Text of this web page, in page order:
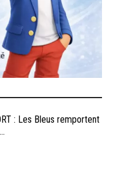
: Les Bleus remportent